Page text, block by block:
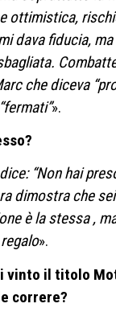
ottimistica,
dava fiducia,
che diceva
».
“Non hai
dimostra che
è la stessa ,
».
vinto il titolo
correre?